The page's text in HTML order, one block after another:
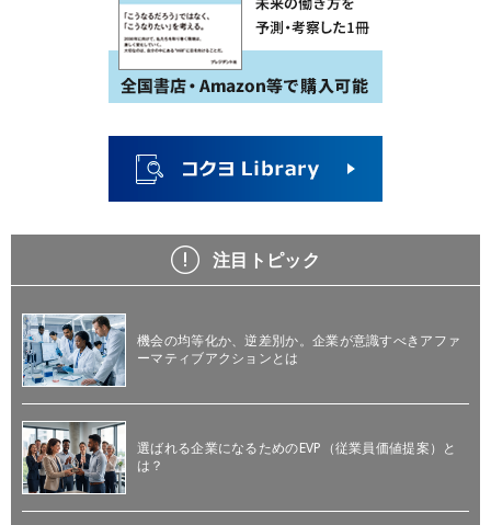
注目トピック
機会の均等化か、逆差別か。企業が意識すべきアファ
ーマティブアクションとは
選ばれる企業になるためのEVP（従業員価値提案）と
は？